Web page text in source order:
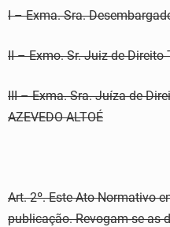
I – Exma. Sra.
II – Exmo. Sr. Juiz de Direito
III – Exma. Sra. Juíza de
AZEVEDO ALTOÉ
Art. 2º. Este Ato Normativo
publicação. Revogam-se as